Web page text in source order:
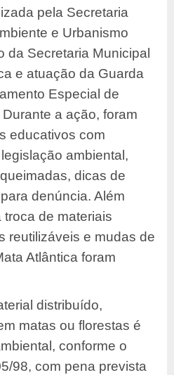
pela Secretaria
e Urbanismo
da Secretaria Municipal
e atuação da Guarda
Especial de
a ação, foram
educativos com
ambiental,
dicas de
denúncia. Além
de materiais
reutilizáveis e mudas de
Atlântica foram
distribuído,
matas ou florestas é
conforme o
98, com pena prevista